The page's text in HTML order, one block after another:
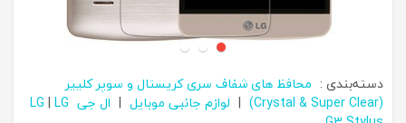
دسته‌بندی : محافظ های شفاف سری کریستال و سوپر کلییر
(Crystal & Super Clear)
| لوازم جانبی موبایل | ال جی LG | LG